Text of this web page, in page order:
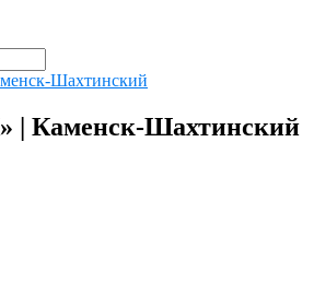
| Каменск-Шахтинский